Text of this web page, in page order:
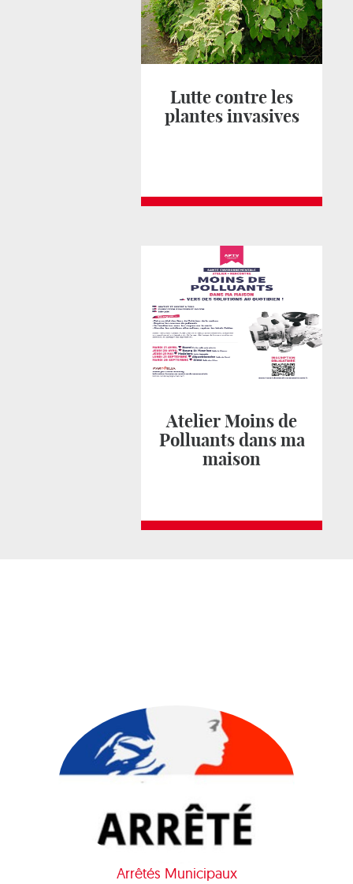
Lutte contre les
plantes invasives
Atelier Moins de
Polluants dans ma
maison
Arrêtés Municipaux